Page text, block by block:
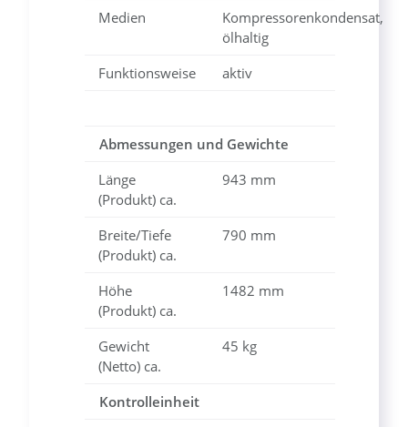
Medien
Kompressorenkondensat,
ölhaltig
Funktionsweise
aktiv
Abmessungen und Gewichte
Länge
(Produkt) ca.
943 mm
Breite/Tiefe
(Produkt) ca.
790 mm
Höhe
(Produkt) ca.
1482 mm
Gewicht
(Netto) ca.
45 kg
Kontrolleinheit